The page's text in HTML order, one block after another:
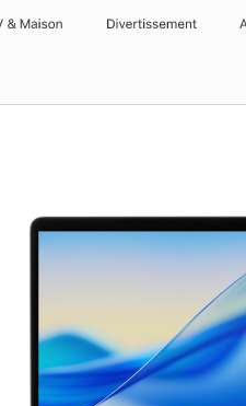
& Maison Divertissements